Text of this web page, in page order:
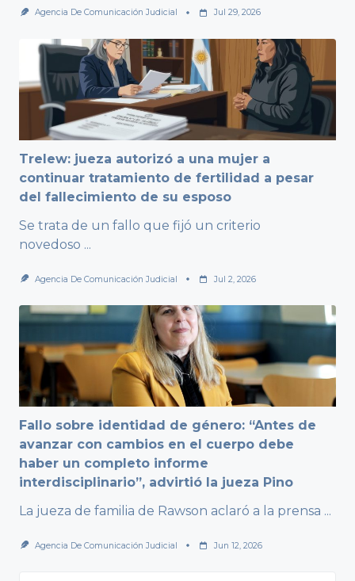
Agencia De Comunicación Judicial Jul 29, 2026
Trelew: jueza autorizó a una mujer a
continuar tratamiento de fertilidad a pesar
del fallecimiento de su esposo
Se trata de un fallo que fijó un criterio
novedoso ...
Agencia De Comunicación Judicial Jul 2, 2026
Fallo sobre identidad de género: “Antes de
avanzar con cambios en el cuerpo debe
haber un completo informe
interdisciplinario”, advirtió la jueza Pino
La jueza de familia de Rawson aclaró a la prensa ...
Agencia De Comunicación Judicial Jun 12, 2026